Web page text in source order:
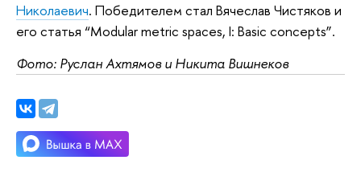
Николаевич. Победителем стал Вячеслав Чистяков и
его статья “Modular metric spaces, I: Basic concepts”.
Фото: Руслан Ахтямов и Никита Вишнеков